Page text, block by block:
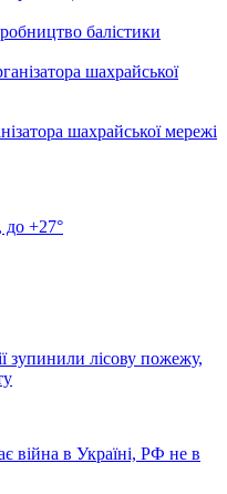
балістики
шахрайської мережі
до +27°
зупинили лісову пожежу,
в Україні, РФ не в